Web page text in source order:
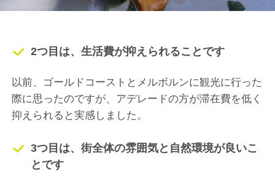
2つ目は、生活費が抑えられることです
以前、ゴールドコーストとメルボルンに観光に行った
際に思ったのですが、アデレードの方が滞在費を低く
抑えられると実感しました。
3つ目は、街全体の雰囲気と自然環境が良いこ
とです